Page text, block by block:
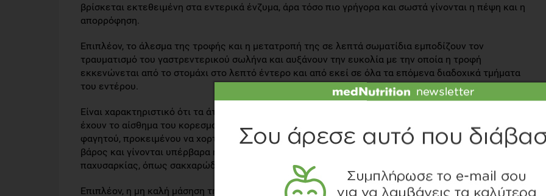
βρίσκεται εκτεθειμένη στα εντερικά ένζυμα, άρα τόσο πιο γρήγορα και σωστά γίνονται η πέψη και η
απορρόφηση.
Επιπλέον, το άλεσμα της τροφής και η μετατροπή της σε λεπτά σωματίδια εμποδίζουν τον
τραυματισμό του γαστρεντερικού σωλήνα και αυξάνουν την ευκολία με την οποία η τροφή
εκκενώνεται από το στομάχι στο λεπτό έντερο και από εκεί σε όλα τα επόμενα διαδοχικά τμήματα
του εντέρου.
Είναι χαρακτηριστικό ότι τα άτομα που δεν μασούν καλά την τροφή τους και τρώνε γρήγορα, δεν
έχουν το αίσθημα του κορεσμού, με αποτέλεσμα να καταναλώνουν πολύ μεγάλες ποσότητες
φαγητού, προκειμένου να χορτάσουν. Αργά ή γρήγορα τα άτομα αυτά αυξάνουν το σωματικό τους
βάρος και γίνονται υπέρβαρα ή παχύσαρκα, εμφανίζοντας πολλές από τις επιπτώσεις της
παχυσαρκίας, όπως σακχαρώδης διαβήτης τύπου 2, υπέρταση, αθηροσκλήρωση κ.λ.π.
Επιπλέον, η μη καλή μάσηση της τροφής προδιαθέτει στην εμφάνιση επεισοδίων αδηφαγίας ή και